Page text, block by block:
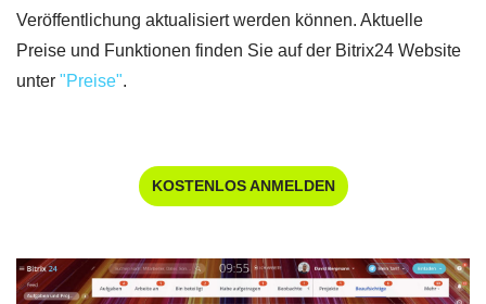
Veröffentlichung aktualisiert werden können. Aktuelle
Preise und Funktionen finden Sie auf der Bitrix24 Website
unter "Preise".
KOSTENLOS ANMELDEN